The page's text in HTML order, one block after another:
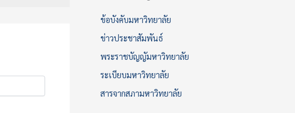
ข้อบังคับมหาวิทยาลัย
ข่าวประชาสัมพันธ์
พระราชบัญญัมหาวิทยาลัย
ระเบียบมหาวิทยาลัย
สารจากสภามหาวิทยาลัย